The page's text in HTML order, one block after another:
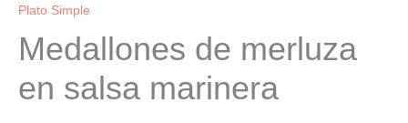
Plato Simple
Medallones de merluza
en salsa marinera
en
marinera